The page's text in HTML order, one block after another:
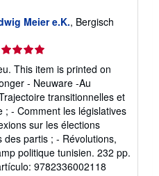
Meier e.K., Bergisch
This item is printed on
- Neuware -Au
transitionnelles et
; - Comment les législatives
sur les élections
partis ; - Révolutions,
politique tunisien. 232 pp.
9782336002118